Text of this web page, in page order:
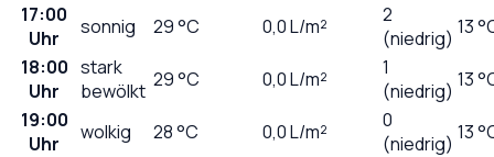
17:00
Uhr
sonnig 29°C 0,0L/m²
2
(niedrig) 13
18:00
Uhr
stark
bewölkt 29°C 0,0L/m²
1
(niedrig) 13
19:00
Uhr
wolkig 28°C 0,0L/m²
0
(niedrig) 13